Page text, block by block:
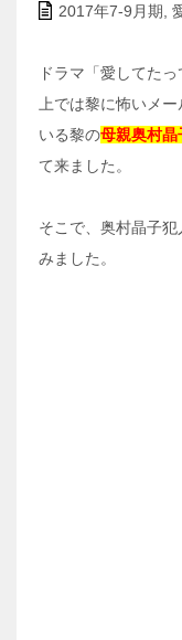
2017年7-9月期
ドラマ「愛してた
上では黎に怖いメ
いる黎の母親奥村晶
て来ました。
そこで、奥村晶子
みました。